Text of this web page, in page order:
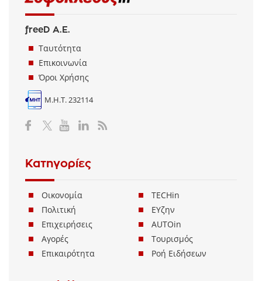
freeD Α.Ε.
Ταυτότητα
Επικοινωνία
Όροι Χρήσης
Κατηγορίες
Οικονομία
Πολιτική
Επιχειρήσεις
Αγορές
TECHin
ΕΥζην
AUTOin
Τουρισμός